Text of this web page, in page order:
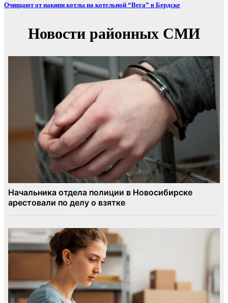
Очищают от накипи котлы на котельной “Вега” в Бердске